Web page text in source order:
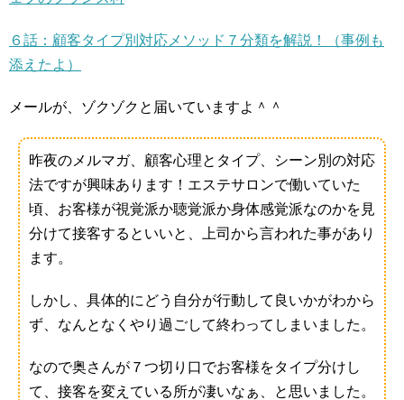
６話：顧客タイプ別対応メソッド７分類を解説！（事例も
添えたよ）
メールが、ゾクゾクと届いていますよ＾＾
昨夜のメルマガ、顧客心理とタイプ、シーン別の対応
法ですが興味あります！エステサロンで働いていた
頃、お客様が視覚派か聴覚派か身体感覚派なのかを見
分けて接客するといいと、上司から言われた事があり
ます。
しかし、具体的にどう自分が行動して良いかがわから
ず、なんとなくやり過ごして終わってしまいました。
なので奥さんが７つ切り口でお客様をタイプ分けし
て、接客を変えている所が凄いなぁ、と思いました。